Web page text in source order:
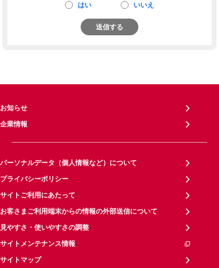
はい いいえ
送信する
お知らせ
企業情報
パーソナルデータ（個人情報など）について
プライバシーポリシー
サイトご利用にあたって
お客さまご利用端末からの情報の外部送信について
見やすさ・使いやすさの調整
サイトメンテナンス情報
サイトマップ